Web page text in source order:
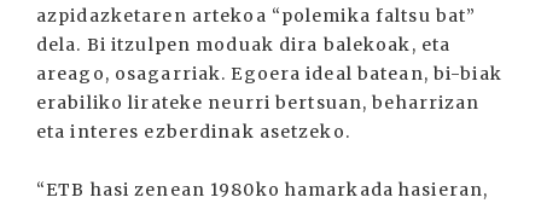
azpidazketaren artekoa “polemika faltsu bat”
dela. Bi itzulpen moduak dira balekoak, eta
areago, osagarriak. Egoera ideal batean, bi-biak
erabiliko lirateke neurri bertsuan, beharrizan
eta interes ezberdinak asetzeko.
“ETB hasi zenean 1980ko hamarkada hasieran,